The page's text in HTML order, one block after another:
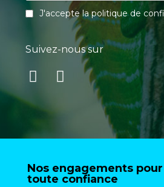
J'accepte lapolitique de
Suivez-nous sur
Nos engagements
toute confiance